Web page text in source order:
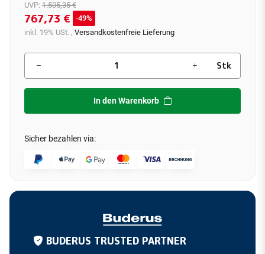
UVP: 1.505,35 €
767,73 €
49%
inkl. 19% USt. , Versandkostenfreie Lieferung
Stk
In den Warenkorb
Sicher bezahlen via:
BUDERUS TRUSTED PARTNER